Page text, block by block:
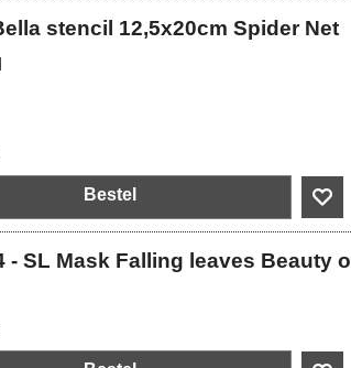
stencil 12,5x20cm Spider Net
Bestel
- SL Mask Falling leaves Beauty